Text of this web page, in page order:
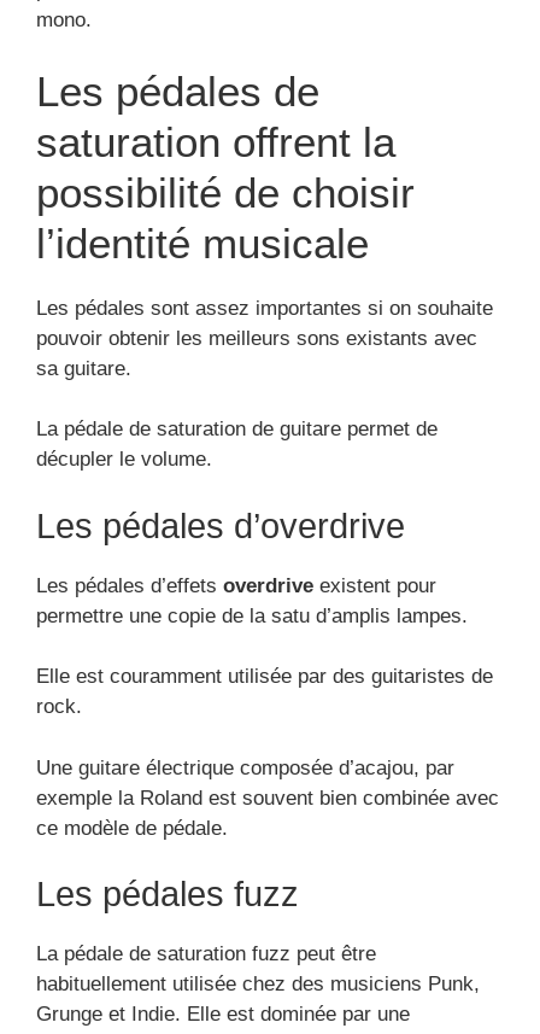
La pédale de saturation de guitare permet de
Les pédales d’overdrive
permettre une copie de la satu d’amplis lampes.
Elle est couramment utilisée par des guitaristes de
Une guitare électrique composée d’acajou, par
exemple la Roland est souvent bien combinée avec
Les pédales fuzz
La pédale de saturation fuzz peut être
Grunge et Indie. Elle est dominée par une
fréquence medium.
Les pédales de distortion
Les pédalesd’effet de guitare de distorsion donnent
la possibilité aux musiciens d’avoir d’avantage de
boost de gain. Cette pédale est régulièrement
utilisée lors des concerts de :
Heavy metal
Blues
Rock
Hard rock